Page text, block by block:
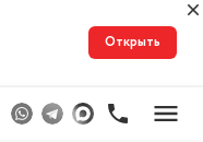
Открыть